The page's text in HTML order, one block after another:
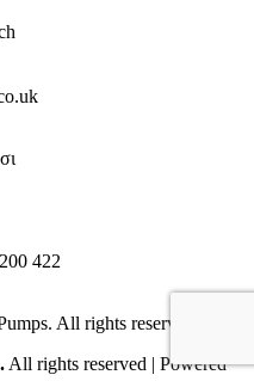
422
All rights reserved. 2026
All rights reserved | Powered